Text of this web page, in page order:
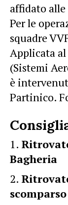
affidato alle
Per le
squadre
Applicata al
(Sistemi
è
Partinico.
Bagheria